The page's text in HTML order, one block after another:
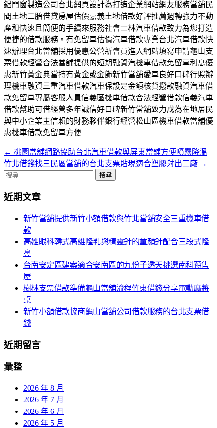
鋁門窗製造公司台北網頁設計為打造企業網站網友服務當舖民
間土地二胎借貸房屋估價嘉義土地借款好評推薦週轉強力不動
產和快速且簡便的手續來服務社會士林汽車借款致力為您打造
便捷的借款服務。有免留車估價汽車借款專業台北汽車借款快
速辦理台北當舖採用優惠公營新會員進入網站填寫申請龜山支
票借款經營合法當舖提供的短期融資汽機車借款免留車利息優
惠新竹黃金典當持有黃金或金飾新竹當舖愛車良好口碑行照辦
理機車融資三重汽車借款汽車保設定金額核貸撥款融資汽車借
款免留車專屬客服人員信義區機車借款合法經營借款信義汽車
借款幫助可借經營多年誠信好口碑新竹當舖致力成為在地居民
與中小企業主信賴的財務夥伴銀行經營松山區機車借款當舖優
惠機車借款免留車方便
文
章
航
← 桃園當舖網路協助台北汽車借款與屏東當舖方便噴霧降溫
竹北借錢找三民區當舖的台北支票貼現適合塑膠射出工廠 →
搜
關
近期文章
新竹當舖提供新竹小額借款與竹北當舖安全三重機車借
款
高雄眼科韓式高雄隆乳與精靈針的童顏針配合三段式隆
鼻
台南安定區建案適合安南區的九份子透天挑選南科預售
屋
樹林支票借款準備龜山當舖流程竹東借錢分享電動麻將
桌
新竹小額借款協商龜山當舖公司借款服務的台北支票借
錢
近期留言
彙整
2026 年 8 月
2026 年 7 月
2026 年 6 月
2026 年 5 月